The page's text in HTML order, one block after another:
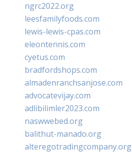
ngrc2022.org
leesfamilyfoods.com
lewis-lewis-cpas.com
eleontennis.com
cyetus.com
bradfordshops.com
almadenranchsanjose.com
advocatevijay.com
adlibilimler2023.com
naswwebed.org
balithut-manado.org
alteregotradingcompany.org